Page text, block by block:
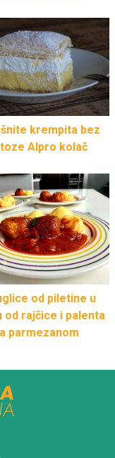
krempita bez
Alpro kolač
od piletine u
od rajčice i palenta
parmezanom